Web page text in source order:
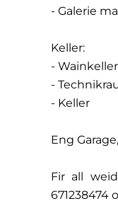
- Galerie
Keller:
- Wainkeller
-
- Keller
Eng
Fir all
671238474